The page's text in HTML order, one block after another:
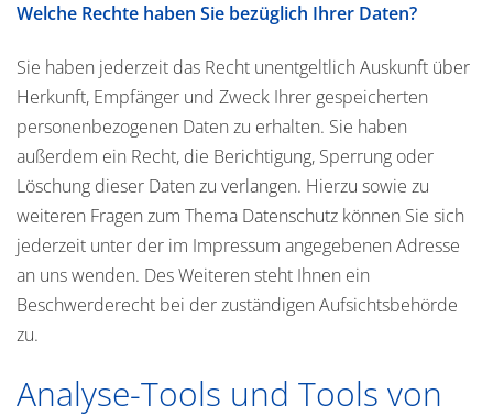
Welche Rechte haben Sie bezüglich Ihrer Daten?
Sie haben jederzeit das Recht unentgeltlich Auskunft über
Herkunft, Empfänger und Zweck Ihrer gespeicherten
personenbezogenen Daten zu erhalten. Sie haben
außerdem ein Recht, die Berichtigung, Sperrung oder
Löschung dieser Daten zu verlangen. Hierzu sowie zu
weiteren Fragen zum Thema Datenschutz können Sie sich
jederzeit unter der im Impressum angegebenen Adresse
an uns wenden. Des Weiteren steht Ihnen ein
Beschwerderecht bei der zuständigen Aufsichtsbehörde
zu.
Analyse-Tools und Tools von